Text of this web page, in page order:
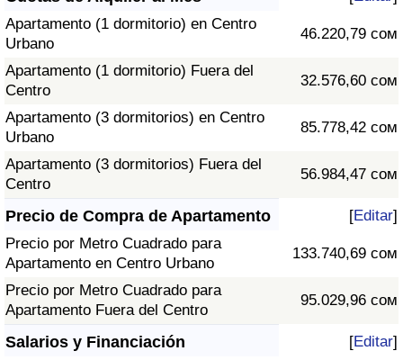
Apartamento (1 dormitorio) en Centro
Urbano
46.220,79 сом
Apartamento (1 dormitorio) Fuera del
Centro
32.576,60 сом
Apartamento (3 dormitorios) en Centro
Urbano
85.778,42 сом
Apartamento (3 dormitorios) Fuera del
Centro
56.984,47 сом
Precio de Compra de Apartamento [Editar]
Precio por Metro Cuadrado para
Apartamento en Centro Urbano
133.740,69 сом
Precio por Metro Cuadrado para
Apartamento Fuera del Centro
95.029,96 сом
Salarios y Financiación [Editar]